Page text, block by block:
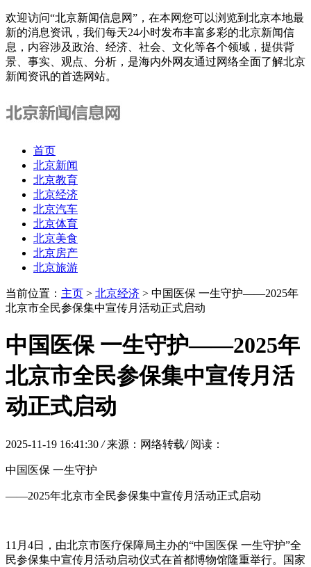
欢迎访问“北京新闻信息网”，在本网您可以浏览到北京本地最
新的消息资讯，我们每天24小时发布丰富多彩的北京新闻信
息，内容涉及政治、经济、社会、文化等各个领域，提供背
景、事实、观点、分析，是海内外网友通过网络全面了解北京
新闻资讯的首选网站。
首页
北京新闻
北京教育
北京经济
北京汽车
北京体育
北京美食
北京房产
北京旅游
当前位置： 主页 > 北京经济 > 中国医保 一生守护——2025年
北京市全民参保集中宣传月活动正式启动
中国医保 一生守护——2025年
北京市全民参保集中宣传月活
动正式启动
2025-11-19 16:41:30 / 来源：网络转载/ 阅读：
中国医保 一生守护
——2025年北京市全民参保集中宣传月活动正式启动
11月4日，由北京市医疗保障局主办的“中国医保 一生守护”全
民参保集中宣传月活动启动仪式在首都博物馆隆重举行。国家